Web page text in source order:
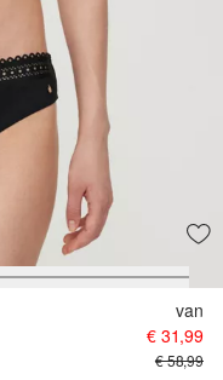
van
€ 31,99
€ 58,99